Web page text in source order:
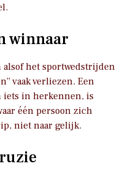
winnaar
alsof het sportwedstrijden
vaak verliezen. Een
iets in herkennen, is
één persoon zich
niet naar gelijk.